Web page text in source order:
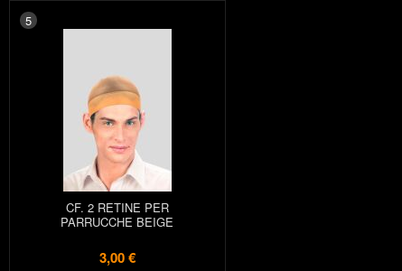
5
CF. 2 RETINE PER
PARRUCCHE BEIGE
3,00 €